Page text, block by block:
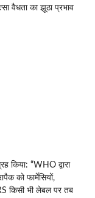
वैधता का झूठा प्रभाव
किया: “WHO द्वारा
को फार्मेसियों,
किसी भी लेबल पर तब